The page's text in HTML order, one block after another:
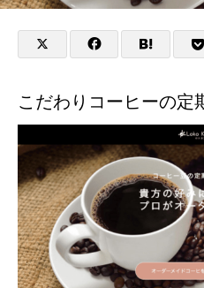
こだわりコーヒーの定